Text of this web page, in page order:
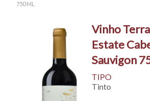
750 ML
Vinho
Estate
Sauvigon
TIPO
Tinto